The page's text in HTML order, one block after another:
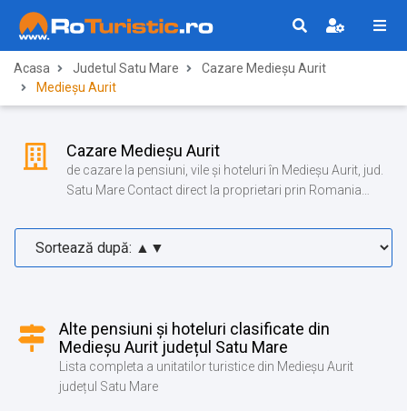
Acasa Judetul Satu Mare
Cazare Medieșu Aurit
Medieșu Aurit
Cazare Medieșu Aurit
de cazare la pensiuni, vile și hoteluri în Medieșu Aurit, jud.
Satu Mare Contact direct la proprietari prin Romania
Alte pensiuni și hoteluri clasificate din
Medieșu Aurit județul Satu Mare
Lista completa a unitatilor turistice din Medieșu Aurit
județul Satu Mare